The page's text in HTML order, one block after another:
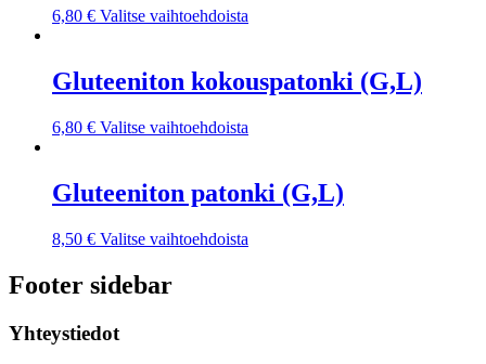
6,80 € Valitse vaihtoehdoista
Gluteeniton kokouspatonki (G,L)
6,80 € Valitse vaihtoehdoista
Gluteeniton patonki (G,L)
8,50 € Valitse vaihtoehdoista
Footer sidebar
Yhteystiedot